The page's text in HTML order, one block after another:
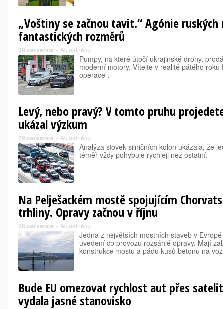
„Voštiny se začnou tavit.“ Agónie
fantastických rozměrů
30.července » Aktuálně.cz
Pumpy, na které útočí ukrajinské drony,
moderní motory. Vítejte v realitě pátého roku
operace“.
Levý, nebo pravý? V tomto pruhu
ukázal výzkum
29.července » Aktuálně.cz
Analýza stovek silničních kolon ukázala, že
téměř vždy pohybuje rychleji než ostatní.
Na Pelješackém mostě spojujícím
trhliny. Opravy začnou v říjnu
28.července » Aktuálně.cz
Jedna z největších mostních staveb v
uvedení do provozu rozsáhlé opravy. Mají
konstrukce mostu a pádu kusů betonu na
Bude EU omezovat rychlost aut přes
vydala jasné stanovisko